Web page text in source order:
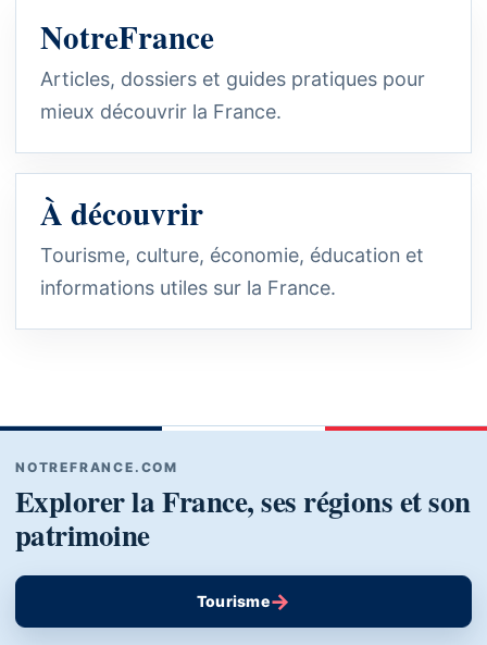
NotreFrance
Articles, dossiers et guides pratiques pour
mieux découvrir la France.
À découvrir
Tourisme, culture, économie, éducation et
informations utiles sur la France.
NOTREFRANCE.COM
Explorer la France, ses régions et son
patrimoine
Tourisme→